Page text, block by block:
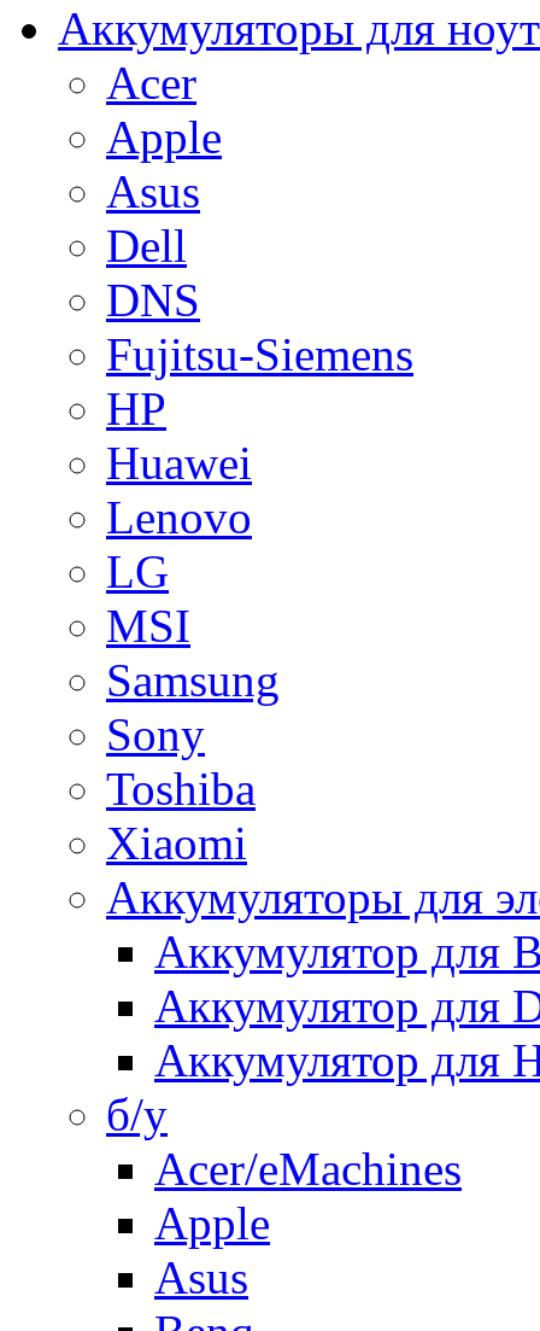
Аккумуляторы для
Acer
Apple
Asus
Dell
DNS
Fujitsu-Siemens
HP
Huawei
Lenovo
LG
MSI
Samsung
Sony
Toshiba
Xiaomi
Аккумуляторы для
Аккумулятор для
Аккумулятор для
Аккумулятор для
б/у
Acer/eMachines
Apple
Asus